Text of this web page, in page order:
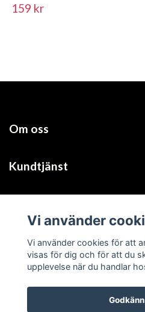
159 kr
Om oss
Kundtjänst
Sociala medier
Vi använder
Vi använder cookies för att
visas för dig och för att du
upplevelse när du handlar